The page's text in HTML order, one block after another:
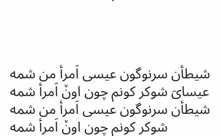
شیطأن سرنوگون عیسی اَمرأ من شمه
عیسا‌یَ شوکر کونم چون اونٚ اَمرأ شمه
شیطأن سرنوگون عیسی اَمرأ من شمه
شوکر کونم چون اونٚ اَمرأ شمه